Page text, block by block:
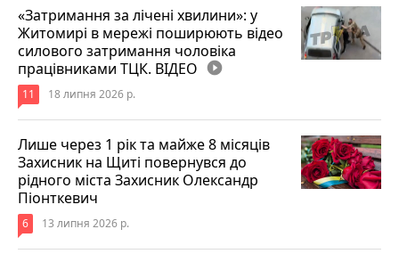
«Затримання за лічені хвилини»: у
Житомирі в мережі поширюють відео
силового затримання чоловіка
працівниками ТЦК. ВІДЕО play_circle_filled
11 18 липня 2026 р.
Лише через 1 рік та майже 8 місяців
Захисник на Щиті повернувся до
рідного міста Захисник Олександр
Піонткевич
6 13 липня 2026 р.